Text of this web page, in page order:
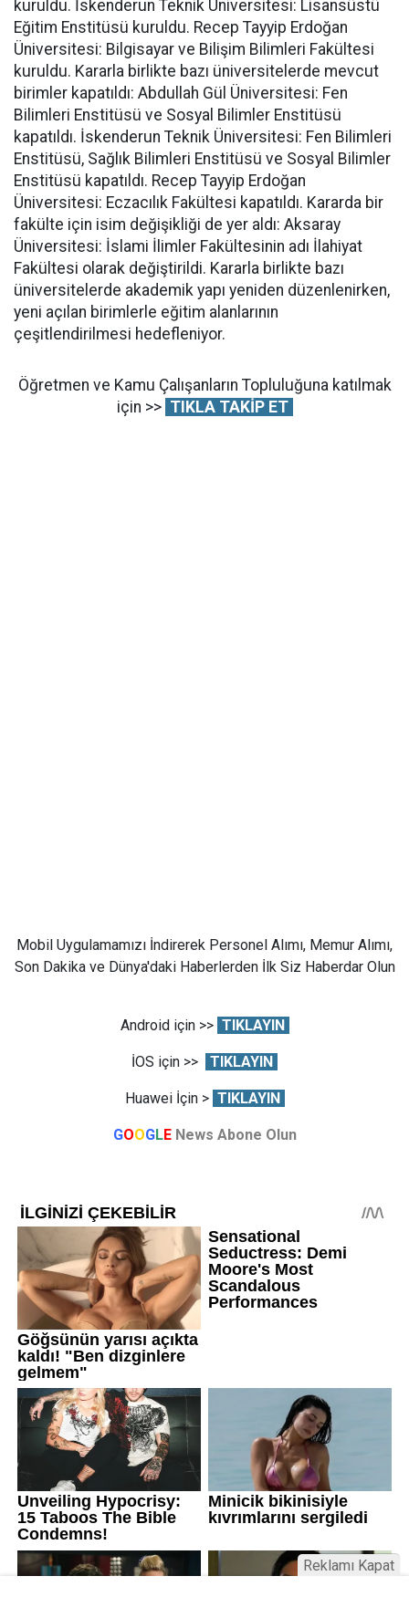
kuruldu. İskenderun Teknik Üniversitesi: Lisansüstü
Eğitim Enstitüsü kuruldu. Recep Tayyip Erdoğan
Üniversitesi: Bilgisayar ve Bilişim Bilimleri Fakültesi
kuruldu. Kararla birlikte bazı üniversitelerde mevcut
birimler kapatıldı: Abdullah Gül Üniversitesi: Fen
Bilimleri Enstitüsü ve Sosyal Bilimler Enstitüsü
kapatıldı. İskenderun Teknik Üniversitesi: Fen Bilimleri
Enstitüsü, Sağlık Bilimleri Enstitüsü ve Sosyal Bilimler
Enstitüsü kapatıldı. Recep Tayyip Erdoğan
Üniversitesi: Eczacılık Fakültesi kapatıldı. Kararda bir
fakülte için isim değişikliği de yer aldı: Aksaray
Üniversitesi: İslami İlimler Fakültesinin adı İlahiyat
Fakültesi olarak değiştirildi. Kararla birlikte bazı
üniversitelerde akademik yapı yeniden düzenlenirken,
yeni açılan birimlerle eğitim alanlarının
çeşitlendirilmesi hedefleniyor.
Öğretmen ve Kamu Çalışanların Topluluğuna katılmak
için >> TIKLA TAKİP ET
Mobil Uygulamamızı İndirerek Personel Alımı, Memur Alımı,
Son Dakika ve Dünya'daki Haberlerden İlk Siz Haberdar Olun
Android için >> TIKLAYIN
İOS için >> TIKLAYIN
Huawei İçin > TIKLAYIN
GOOGLE News Abone Olun
Reklamı Kapat